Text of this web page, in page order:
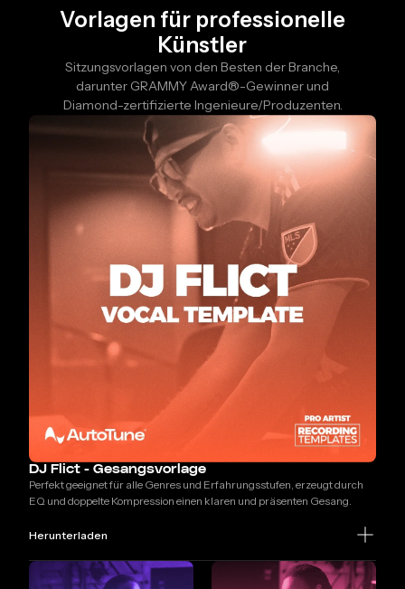
Vorlagen für professionelle
Künstler
Sitzungsvorlagen von den Besten der Branche,
darunter GRAMMY Award®-Gewinner und
Diamond-zertifizierte Ingenieure/Produzenten.
DJ Flict - Gesangsvorlage
Perfekt geeignet für alle Genres und Erfahrungsstufen, erzeugt durch
EQ und doppelte Kompression einen klaren und präsenten Gesang.
Herunterladen